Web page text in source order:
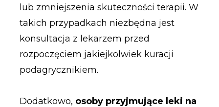
lub zmniejszenia skuteczności terapii. W
takich przypadkach niezbędna jest
konsultacja z lekarzem przed
rozpoczęciem jakiejkolwiek kuracji
podagrycznikiem.
Dodatkowo, osoby przyjmujące leki na